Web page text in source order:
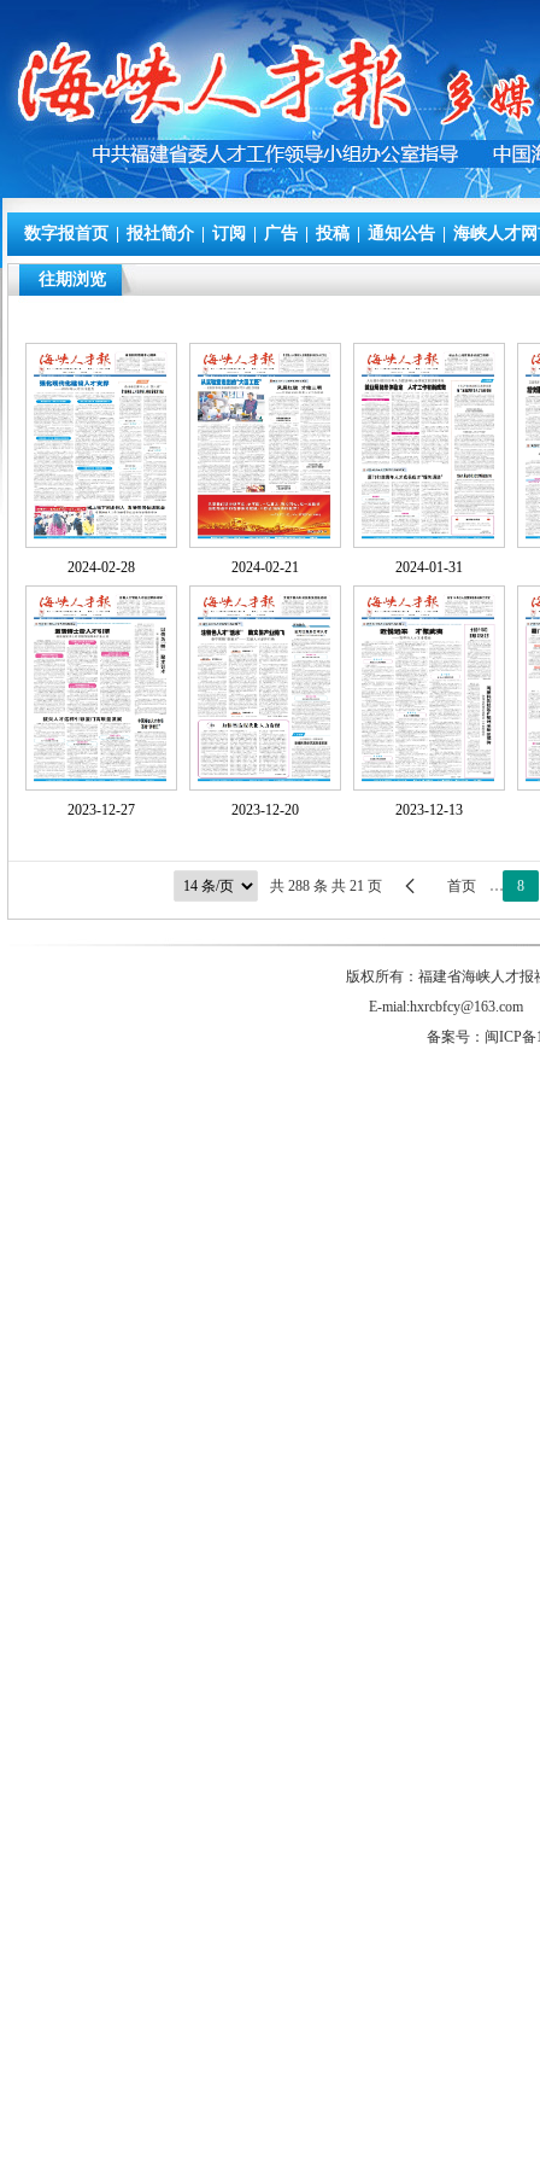
数字报首页 报社简介 订阅 广告 投稿 通知公告 海峡人才
往期浏览
2024-02-28 2024-02-21 2024-01-31
2023-12-27 2023-12-20 2023-12-13
共 288 条 共 21 页  首页 … 8
版权所有：福建省海峡人才
E-
备案号：闽ICP备